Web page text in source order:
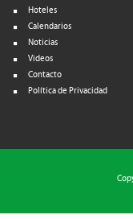
Hoteles
Calendarios
Noticias
Videos
Contacto
Política de Privacidad